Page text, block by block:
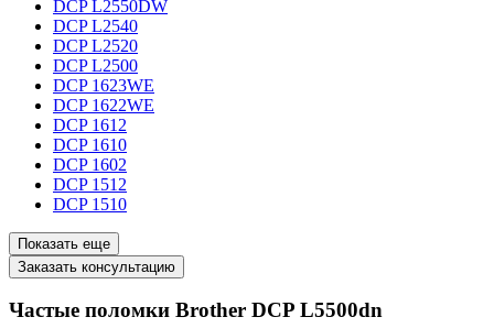
DCP L2550DW
DCP L2540
DCP L2520
DCP L2500
DCP 1623WE
DCP 1622WE
DCP 1612
DCP 1610
DCP 1602
DCP 1512
DCP 1510
Показать еще
Заказать консультацию
Частые поломки Brother DCP L5500dn